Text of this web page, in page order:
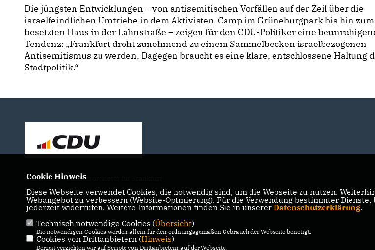
Die jüngsten Entwicklungen – von antisemitischen Vorfällen auf der Zeil über die
israelfeindlichen Umtriebe in dem Aktivisten-Camp im Grüneburgpark bis hin zum
besetzten Haus in der Lahnstraße – zeigen für den CDU-Politiker eine
Tendenz: „Frankfurt droht zunehmend zu einem Sammelbecken israelbezogenen
Antisemitismus zu werden. Dagegen braucht es eine klare, entschlossene Haltung
Stadtpolitik.“
Nils Kößler - Stadtverordneter für Frankfurt
IMPRESSUM DATENSCHUTZ KONTAKT
Cookie Hinweis
Diese Webseite verwendet Cookies, die notwendig sind, um die Webseite zu nutzen.
Webangebot zu verbessern (Website-Optmierung). Für die Verwendung bestimmter
jederzeit widerrufen. Weitere Informationen finden Sie in unserer Datenschutzerklärung.
Technisch notwendige Cookies (Übersicht)
Die notwendigen Cookies werden allein für den ordnungsgemäßen Gebrauch der Webseite benötigt.
Cookies von Drittanbietern (Hinweis)
Derzeit verzichten wir auf Scripte von Drittanbietern auf der Webseite.